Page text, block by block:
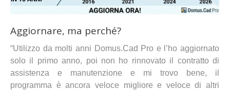
Aggiornare, ma perché?
“Utilizzo da molti anni Domus.Cad Pro e l’ho aggiornato
solo il primo anno, poi non ho rinnovato il contratto di
assistenza e manutenzione e mi trovo bene, il
programma è ancora veloce migliore e veloce di altri